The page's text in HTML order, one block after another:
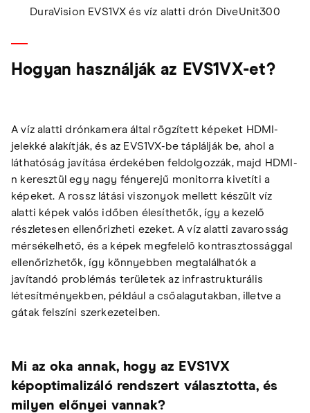
DuraVision EVS1VX és víz alatti drón DiveUnit300
Hogyan használják az EVS1VX-et?
A víz alatti drónkamera által rögzített képeket HDMI-
jelekké alakítják, és az EVS1VX-be táplálják be, ahol a
láthatóság javítása érdekében feldolgozzák, majd HDMI-
n keresztül egy nagy fényerejű monitorra kivetíti a
képeket. A rossz látási viszonyok mellett készült víz
alatti képek valós időben élesíthetők, így a kezelő
részletesen ellenőrizheti ezeket. A víz alatti zavarosság
mérsékelhető, és a képek megfelelő kontrasztossággal
ellenőrizhetők, így könnyebben megtalálhatók a
javítandó problémás területek az infrastrukturális
létesítményekben, például a csőalagutakban, illetve a
gátak felszíni szerkezeteiben.
Mi az oka annak, hogy az EVS1VX
képoptimalizáló rendszert választotta, és
milyen előnyei vannak?